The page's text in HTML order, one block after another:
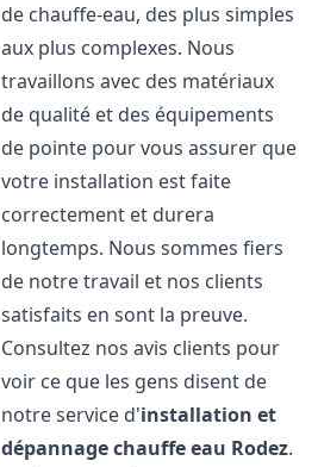
de chauffe-eau, des plus simples
aux plus complexes. Nous
travaillons avec des matériaux
de qualité et des équipements
de pointe pour vous assurer que
votre installation est faite
correctement et durera
longtemps. Nous sommes fiers
de notre travail et nos clients
satisfaits en sont la preuve.
Consultez nos avis clients pour
voir ce que les gens disent de
notre service d'installation et
dépannage chauffe eau Rodez.